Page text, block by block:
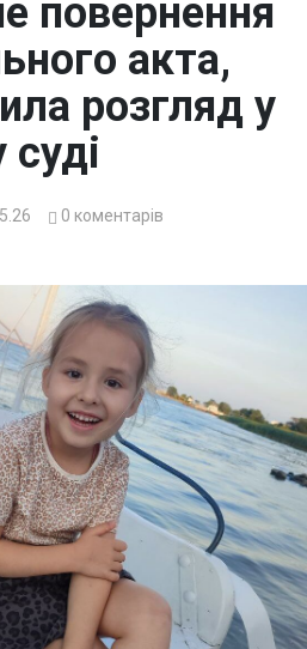
повернення
акта,
розгляд у
0 коментарів